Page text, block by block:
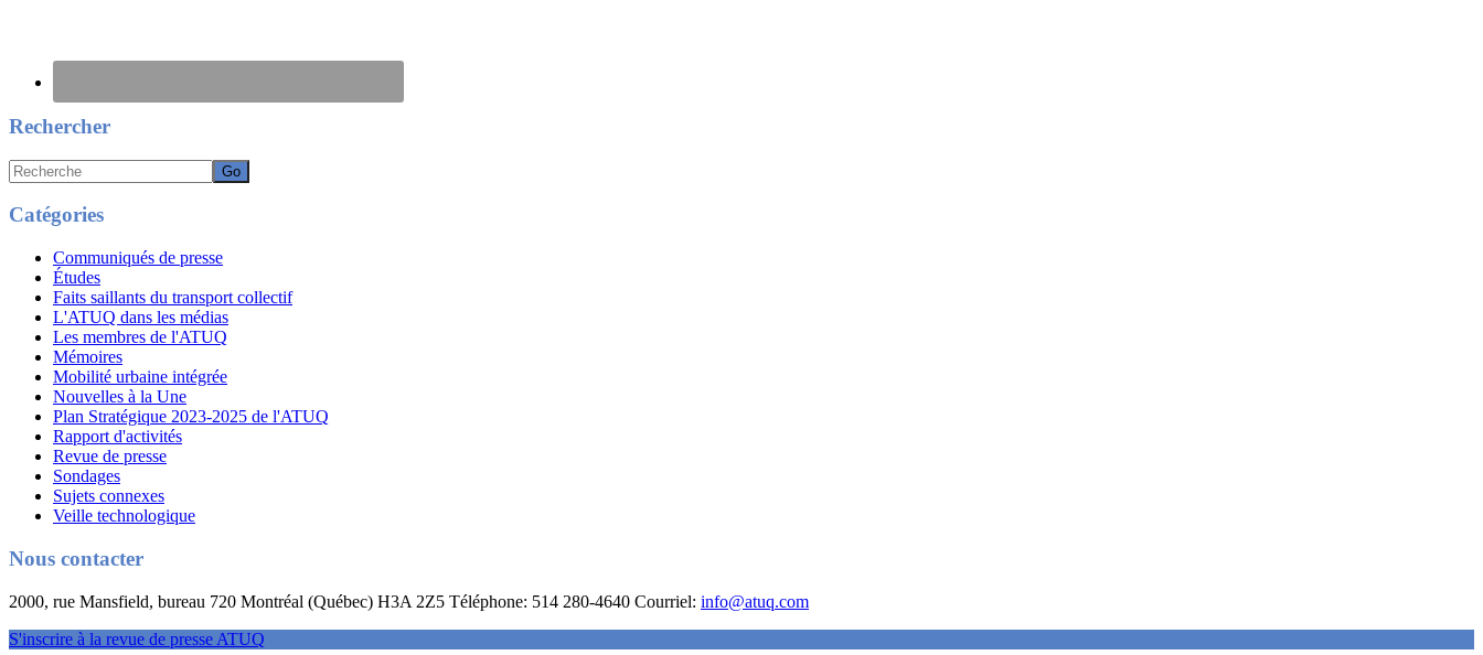
Rechercher
Recherche
Catégories
Communiqués de presse
Études
Faits saillants du transport collectif
L'ATUQ dans les médias
Les membres de l'ATUQ
Mémoires
Mobilité urbaine intégrée
Nouvelles à la Une
Plan Stratégique 2023-2025 de l'ATUQ
Rapport d'activités
Revue de presse
Sondages
Sujets connexes
Veille technologique
Nous contacter
2000, rue Mansfield, bureau 720 Montréal (Québec) H3A 2Z5 Téléphone: 514 280-4640 Courriel: info@atuq.com
S'inscrire à la revue de presse ATUQ